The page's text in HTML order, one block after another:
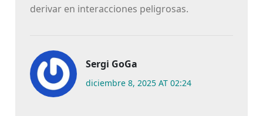
derivar en interacciones peligrosas.
Sergi GoGa
diciembre 8, 2025 AT 02:24